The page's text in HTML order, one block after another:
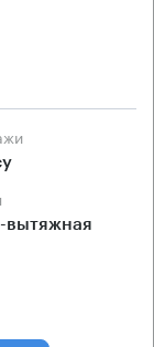
вытяжная